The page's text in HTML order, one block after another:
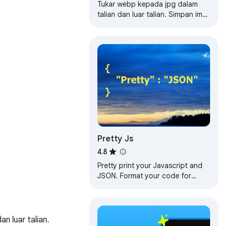
luar talian.
Tukar webp kepada jpg dalam
talian dan luar talian. Simpan imej
format jpeg
Pretty Js
4.8
Pretty print your Javascript and
JSON. Format your code for